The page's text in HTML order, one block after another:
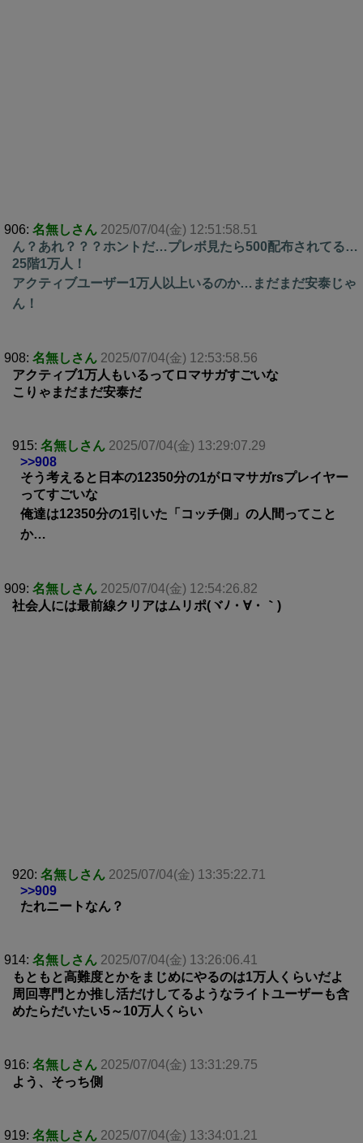
906: 名無しさん 2025/07/04(金) 12:51:58.51
ん？あれ？？？ホントだ…プレボ見たら500配布されてる…
25階1万人！
アクティブユーザー1万人以上いるのか…まだまだ安泰じゃ
ん！
908: 名無しさん 2025/07/04(金) 12:53:58.56
アクティブ1万人もいるってロマサガすごいな
こりゃまだまだ安泰だ
915: 名無しさん 2025/07/04(金) 13:29:07.29
>>908
そう考えると日本の12350分の1がロマサガrsプレイヤー
ってすごいな
俺達は12350分の1引いた「コッチ側」の人間ってこと
か…
909: 名無しさん 2025/07/04(金) 12:54:26.82
社会人には最前線クリアはムリポ(ヾﾉ・∀・｀)
920: 名無しさん 2025/07/04(金) 13:35:22.71
>>909
たれニートなん？
914: 名無しさん 2025/07/04(金) 13:26:06.41
もともと高難度とかをまじめにやるのは1万人くらいだよ
周回専門とか推し活だけしてるようなライトユーザーも含
めたらだいたい5～10万人くらい
916: 名無しさん 2025/07/04(金) 13:31:29.75
よう、そっち側
919: 名無しさん 2025/07/04(金) 13:34:01.21